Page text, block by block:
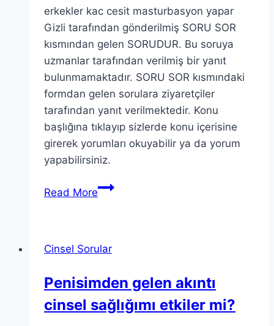
erkekler kac cesit masturbasyon yapar
Gizli tarafından gönderilmiş SORU SOR
kısmından gelen SORUDUR. Bu soruya
uzmanlar tarafından verilmiş bir yanıt
bulunmamaktadır. SORU SOR kısmındaki
formdan gelen sorulara ziyaretçiler
tarafından yanıt verilmektedir. Konu
başlığına tıklayıp sizlerde konu içerisine
girerek yorumları okuyabilir ya da yorum
yapabilirsiniz.
Read More
Cinsel Sorular
Penisimden gelen akıntı
cinsel sağlığımı etkiler mi?